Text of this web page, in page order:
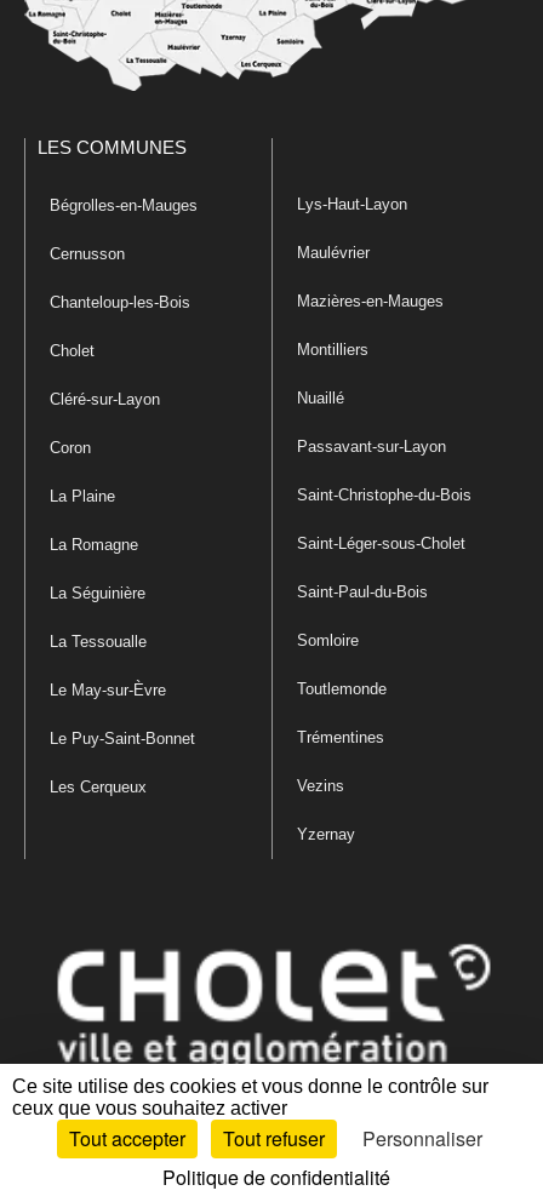
Ce site utilise des cookies et vous donne le contrôle sur
ceux que vous souhaitez activer
Tout accepter Tout refuser
Personnaliser
Politique de confidentialité
LES COMMUNES
Bégrolles-en-Mauges
Cernusson
Chanteloup-les-Bois
Cholet
Cléré-sur-Layon
Coron
La Plaine
La Romagne
La Séguinière
La Tessoualle
Le May-sur-Èvre
Le Puy-Saint-Bonnet
Les Cerqueux
Lys-Haut-Layon
Maulévrier
Mazières-en-Mauges
Montilliers
Nuaillé
Passavant-sur-Layon
Saint-Christophe-du-Bois
Saint-Léger-sous-Cholet
Saint-Paul-du-Bois
Somloire
Toutlemonde
Trémentines
Vezins
Yzernay
Mentions légales|Politique de confidentialité
des cookies |Plan du site Accessibilité : partiellement conforme